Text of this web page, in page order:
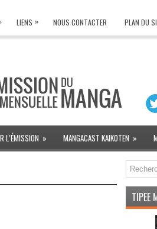
LIENS » NOUS CONTACTER PLAN DU
L’ÉMISSION » MANGACAST KAIKOTEN »
TIPEE